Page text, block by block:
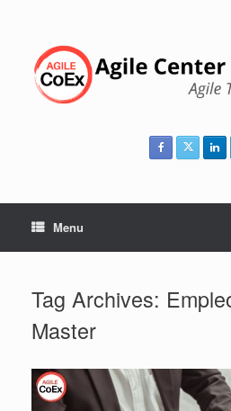
Menu
Tag Archives:
Master